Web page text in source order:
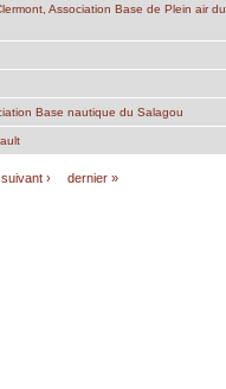
Association Base de Plein air du
Base nautique du Salagou
suivant › dernier »